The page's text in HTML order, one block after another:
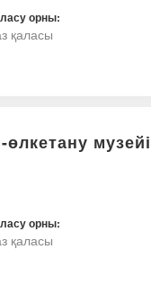
орны:
қаласы
музейі
орны:
қаласы